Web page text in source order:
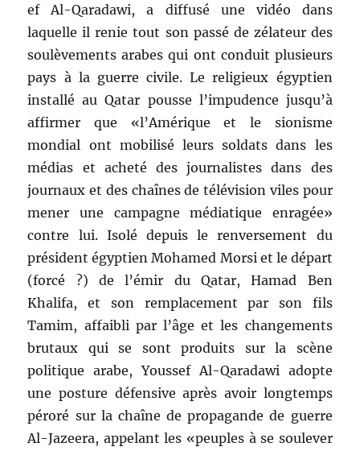
ef Al-Qaradawi, a diffusé une vidéo dans
laquelle il renie tout son passé de zélateur des
soulèvements arabes qui ont conduit plusieurs
pays à la guerre civile. Le religieux égyptien
installé au Qatar pousse l’impudence jusqu’à
affirmer que «l’Amérique et le sionisme
mondial ont mobilisé leurs soldats dans les
médias et acheté des journalistes dans des
journaux et des chaînes de télévision viles pour
mener une campagne médiatique enragée»
contre lui. Isolé depuis le renversement du
président égyptien Mohamed Morsi et le départ
(forcé ?) de l’émir du Qatar, Hamad Ben
Khalifa, et son remplacement par son fils
Tamim, affaibli par l’âge et les changements
brutaux qui se sont produits sur la scène
politique arabe, Youssef Al-Qaradawi adopte
une posture défensive après avoir longtemps
péroré sur la chaîne de propagande de guerre
Al-Jazeera, appelant les «peuples à se soulever